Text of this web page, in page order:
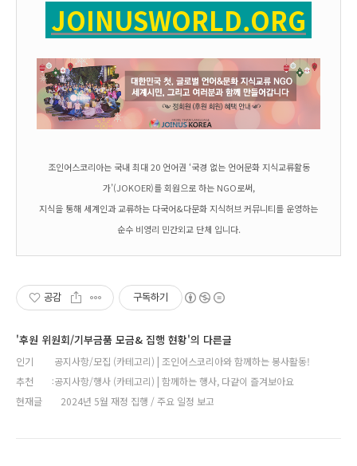
JOINUSWORLD.ORG
조인어스코리아는 국내 최대 20 언어권 ‘국경 없는 언어문화 지식교류활동
가’(JOKOER)를 회원으로 하는 NGO로써,
지식을 통해 세계인과 교류하는 다국어&다문화 지식허브 커뮤니티를 운영하는
순수 비영리 민간외교 단체 입니다.
공감 구독하기
'후원 위원회/기부금품 모금& 집행 현황'의 다른글
인기
공지사항/모집 (카테고리) | 조인어스코리아와 함께하는 봉사활동!
추천
공지사항/행사 (카테고리) | 함께하는 행사, 다같이 즐겨보아요
현재글
2024년 5월 재정 집행 / 주요 일정 보고